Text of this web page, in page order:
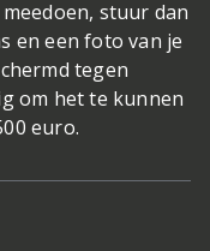
stuur dan
en een foto van je
tegen
om het te kunnen
euro.